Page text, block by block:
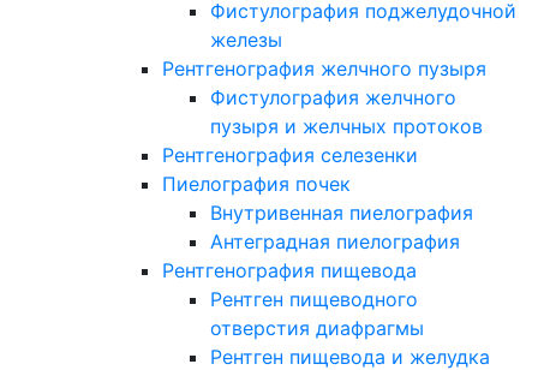
Фистулография поджелудочной
железы
Рентгенография желчного пузыря
Фистулография желчного
пузыря и желчных протоков
Рентгенография селезенки
Пиелография почек
Внутривенная пиелография
Антеградная пиелография
Рентгенография пищевода
Рентген пищеводного
отверстия диафрагмы
Рентген пищевода и желудка